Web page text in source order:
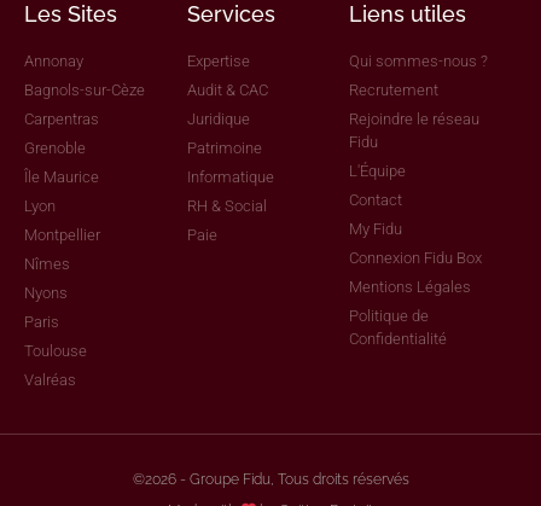
Les Sites
Annonay
Bagnols-sur-Cèze
Carpentras
Grenoble
Île Maurice
Lyon
Montpellier
Nîmes
Nyons
Paris
Toulouse
Valréas
Services
Expertise
Audit & CAC
Juridique
Patrimoine
Informatique
RH & Social
Paie
Liens utiles
Qui sommes-nous ?
Recrutement
Rejoindre le réseau
Fidu
L'Équipe
Contact
My Fidu
Connexion Fidu Box
Mentions Légales
Politique de
Confidentialité
©2026 - Groupe Fidu, Tous droits réservés